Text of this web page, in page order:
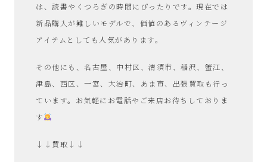
は、読書やくつろぎの時間にぴったりです。現在では
新品購入が難しいモデルで、価値のあるヴィンテージ
アイテムとしても人気があります。
その他にも、名古屋、中村区、清須市、稲沢、蟹江、
津島、西区、一宮、大治町、あま市、出張買取も行っ
ています。お気軽にお電話やご来店お待ちしておりま
す
↓↓買取↓↓